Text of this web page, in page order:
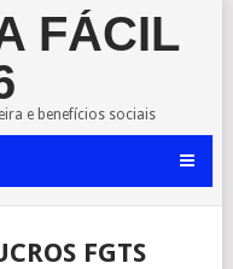
FÁCIL
e benefícios sociais
FGTS